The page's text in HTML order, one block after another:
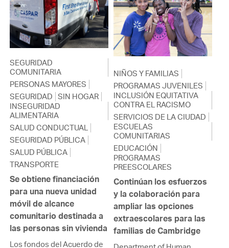
SEGURIDAD
COMUNITARIA
PERSONAS MAYORES
SEGURIDAD SIN HOGAR
INSEGURIDAD
ALIMENTARIA
SALUD CONDUCTUAL
SEGURIDAD PÚBLICA
SALUD PÚBLICA
TRANSPORTE
Se obtiene financiación
para una nueva unidad
móvil de alcance
comunitario destinada a
las personas sin vivienda
Los fondos del Acuerdo de
NIÑOS Y FAMILIAS
PROGRAMAS JUVENILES
INCLUSIÓN EQUITATIVA
CONTRA EL RACISMO
SERVICIOS DE LA CIUDAD
ESCUELAS
COMUNITARIAS
EDUCACIÓN
PROGRAMAS
PREESCOLARES
Continúan los esfuerzos
y la colaboración para
ampliar las opciones
extraescolares para las
familias de Cambridge